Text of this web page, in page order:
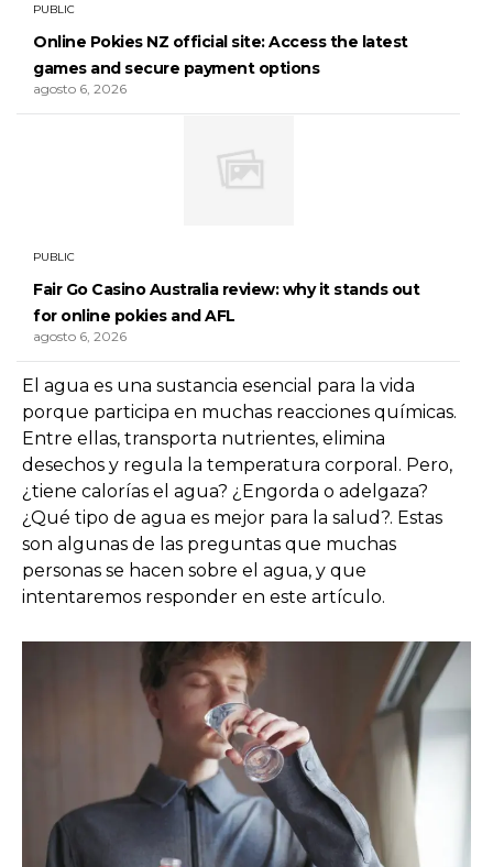
El agua es una sustancia esencial para la vida
porque participa en muchas reacciones químicas.
Entre ellas, transporta nutrientes, elimina
desechos y regula la temperatura corporal. Pero,
¿tiene calorías el agua? ¿Engorda o adelgaza?
¿Qué tipo de agua es mejor para la salud?. Estas
son algunas de las preguntas que muchas
personas se hacen sobre el agua, y que
intentaremos responder en este artículo.
PUBLIC
Online Pokies NZ official site: Access the latest
games and secure payment options
agosto 6, 2026
PUBLIC
Fair Go Casino Australia review: why it stands out
for online pokies and AFL
agosto 6, 2026